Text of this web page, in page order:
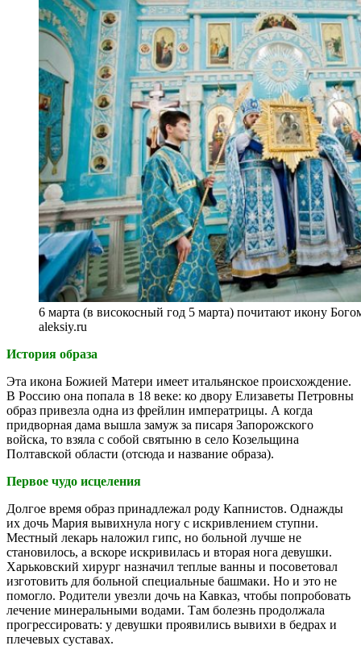
6 марта (в високосный год 5 марта) почитают икону
aleksiy.ru
История образа
Эта икона Божией Матери имеет итальянское происхождение.
В Россию она попала в 18 веке: ко двору Елизаветы Петровны
образ привезла одна из фрейлин императрицы. А когда
придворная дама вышла замуж за писаря Запорожского
войска, то взяла с собой святыню в село Козельщина
Полтавской области (отсюда и название образа).
Первое чудо исцеления
Долгое время образ принадлежал роду Капнистов. Однажды
их дочь Мария вывихнула ногу с искривлением ступни.
Местный лекарь наложил гипс, но больной лучше не
становилось, а вскоре искривилась и вторая нога девушки.
Харьковский хирург назначил теплые ванны и посоветовал
изготовить для больной специальные башмаки. Но и это не
помогло. Родители увезли дочь на Кавказ, чтобы попробовать
лечение минеральными водами. Там болезнь продолжала
прогрессировать: у девушки проявились вывихи в бедрах и
плечевых суставах.